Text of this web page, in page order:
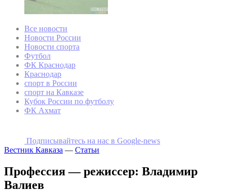
Все новости
Новости России
Новости спорта
Футбол
ФК Краснодар
Краснодар
спорт в России
спорт на Кавказе
Кубок России по футболу
ФК Ахмат
Подписывайтесь на наc в Google-news
Вестник Кавказа — Статьи
Профессия — режиссер: Владимир
Валиев